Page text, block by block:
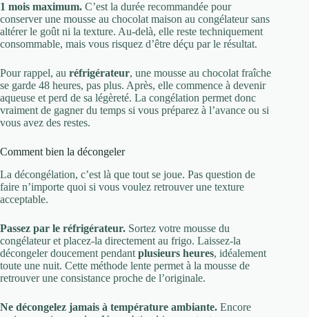
1 mois maximum. C’est la durée recommandée pour
conserver une mousse au chocolat maison au congélateur sans
altérer le goût ni la texture. Au-delà, elle reste techniquement
consommable, mais vous risquez d’être déçu par le résultat.
Pour rappel, au réfrigérateur, une mousse au chocolat fraîche
se garde 48 heures, pas plus. Après, elle commence à devenir
aqueuse et perd de sa légèreté. La congélation permet donc
vraiment de gagner du temps si vous préparez à l’avance ou si
vous avez des restes.
Comment bien la décongeler
La décongélation, c’est là que tout se joue. Pas question de
faire n’importe quoi si vous voulez retrouver une texture
acceptable.
Passez par le réfrigérateur. Sortez votre mousse du
congélateur et placez-la directement au frigo. Laissez-la
décongeler doucement pendant plusieurs heures, idéalement
toute une nuit. Cette méthode lente permet à la mousse de
retrouver une consistance proche de l’originale.
Ne décongelez jamais à température ambiante. Encore